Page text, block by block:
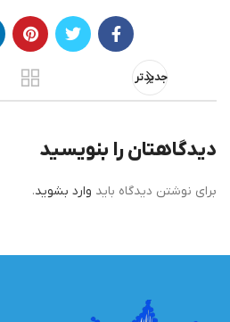
جدیدتر
دیدگاهتان را بنویسید
برای نوشتن دیدگاه باید وارد بشوید.